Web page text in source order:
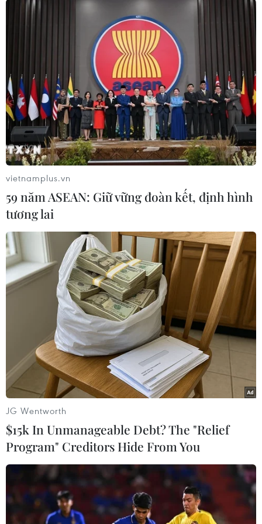
Trung Quốc điều tra, xét xử hàng loạt
quan chức cấp cao
Ngày 12/9, trang web của Ủy ban Kiểm tra Kỷ luật
Trung ương Trung Quốc cho biết cơ quan này đã tiến
hành điều tra đối với hai quan chức cấp cao của tỉnh
Liêu Ninh.
Cựu Phó Chủ tịch Quân ủy Trung Quốc bị
điều tra tham nhũng
12/08/2014 07:58
vietnamplus.vn
59 năm ASEAN: Giữ vững đoàn kết, định hình
tương lai
JG Wentworth
$15k In Unmanageable Debt? The "Relief
Program" Creditors Hide From You